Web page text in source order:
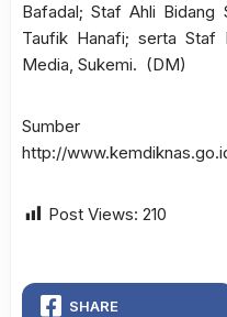
Bafadal; Staf Ahli Bidang
Taufik Hanafi; serta Staf
Media, Sukemi. (DM)
http://
Post Views: 210
SHARE